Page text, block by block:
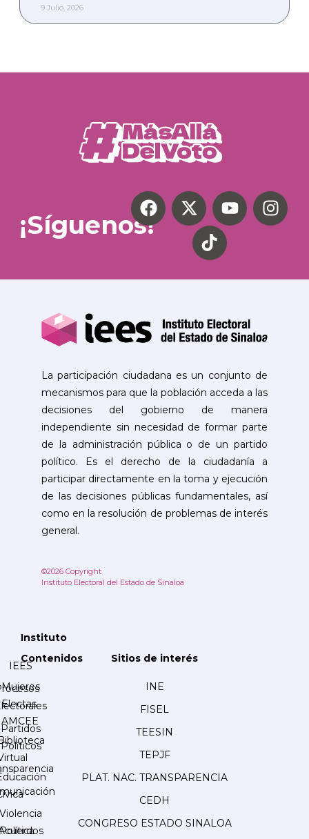
9 Julio, 2026
¡Síguenos!
La participación ciudadana es un conjunto de
mecanismos para que la población acceda a las
decisiones del gobierno de manera
independiente sin necesidad de formar parte
de la administración pública o de un partido
político. Es el derecho de la ciudadanía a
participar directamente en la toma y ejecución
de las decisiones públicas fundamentales, así
como en la resolución de problemas de interés
general.
©2026 Copyright
Instituto Electoral del Estado de Sinaloa
Instituto
IEES
Partidos
Políticos
Contenidos
Mujeres
Electas
AMCEE
Violencia
Política
Sitios de interés
INE
FISEL
TEESIN
TEPJF
PLAT. NAC. TRANSPARENCIA
CEDH
CONGRESO ESTADO SINALOA